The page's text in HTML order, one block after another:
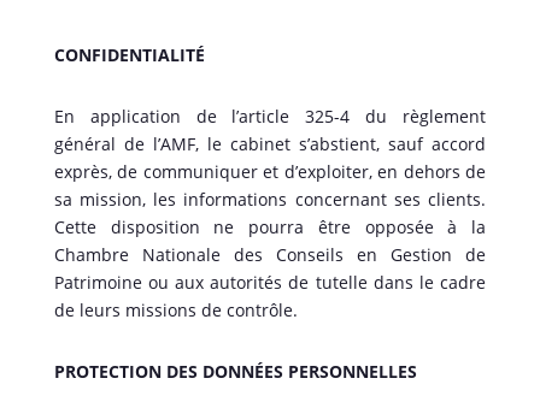
CONFIDENTIALITÉ
En application de l’article 325-4 du règlement
général de l’AMF, le cabinet s’abstient, sauf accord
exprès, de communiquer et d’exploiter, en dehors de
sa mission, les informations concernant ses clients.
Cette disposition ne pourra être opposée à la
Chambre Nationale des Conseils en Gestion de
Patrimoine ou aux autorités de tutelle dans le cadre
de leurs missions de contrôle.
PROTECTION DES DONNÉES PERSONNELLES